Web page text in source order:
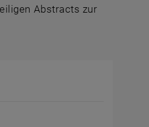
Abstracts zur